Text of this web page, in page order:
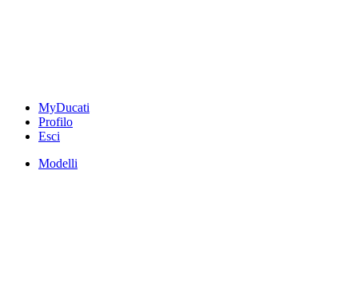
MyDucati
Profilo
Esci
Modelli